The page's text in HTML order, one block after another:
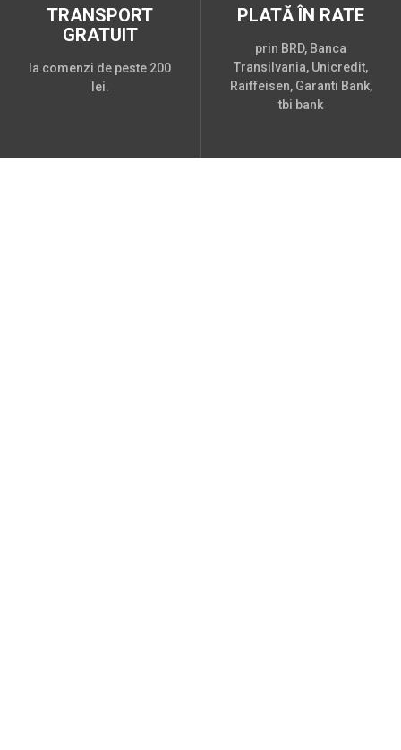
TRANSPORT
GRATUIT
la comenzi de peste 200
lei.
PLATĂ ÎN RATE
prin BRD, Banca
Transilvania, Unicredit,
Raiffeisen, Garanti Bank,
tbi bank